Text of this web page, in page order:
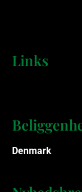
Links
Denmark